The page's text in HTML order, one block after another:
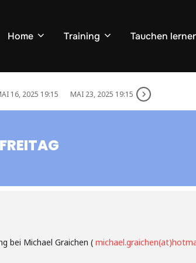
Home Training Tauchen
16, 2025 19:15 MAI 23, 2025 19:15
bei Michael Graichen (